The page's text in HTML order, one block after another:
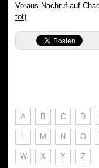
Voraus-Nachruf auf
tot).
A B C D
L M N O
W X Y Z